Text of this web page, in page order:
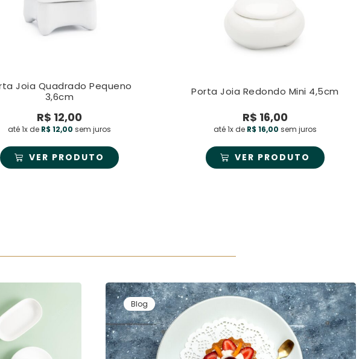
Joia Quadrado Pequeno
3,6cm
R$ 12,00
até 1x de R$ 12,00 sem juros
VER PRODUTO
Porta Joia Redondo Mini 4,5cm
R$ 16,00
até 1x de R$ 16,00 sem juros
VER PRODUTO
Blog